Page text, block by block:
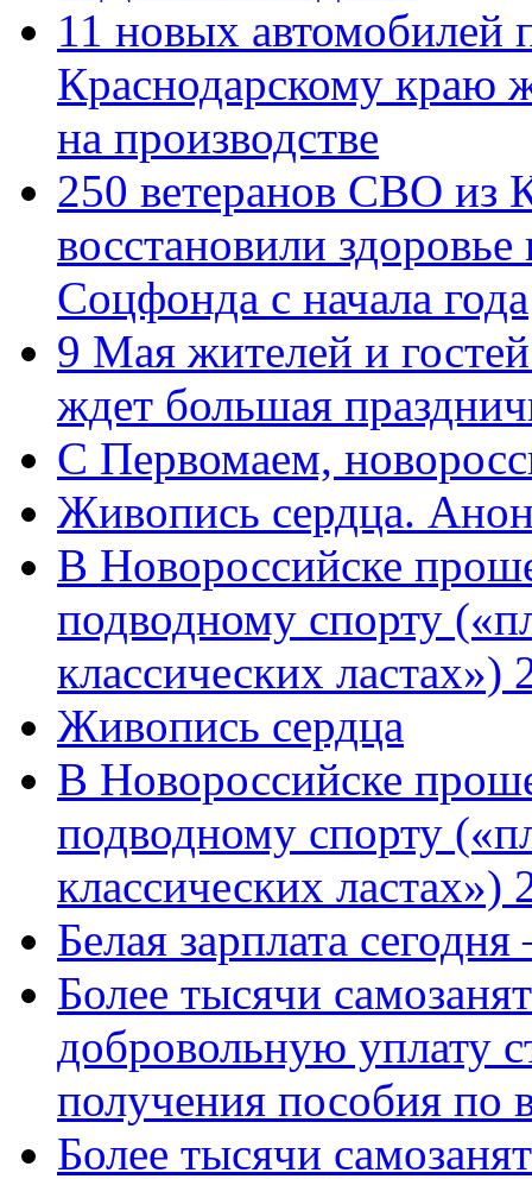
11 новых автомобилей
Краснодарскому краю
на производстве
250 ветеранов СВО из
восстановили
Соцфонда с начала года
9 Мая жителей и
ждет большая
C Первомаем,
Живопись сердца.
В Новороссийске
подводному спорту
классических
Живопись сердца
В Новороссийске
подводному спорту
классических ластах»)
Белая зарплата
Более тысячи
добровольную уплату
получения пособия по
Более тысячи